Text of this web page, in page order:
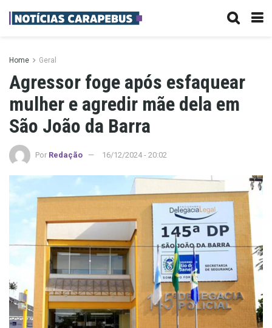
Home Geral
Agressor foge após esfaquear
mulher e agredir mãe dela em
São João da Barra
Por Redação 16/12/2024 - 20:02